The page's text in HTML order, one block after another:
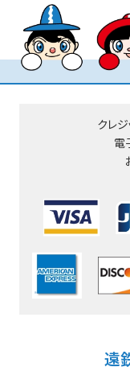
クレジ
電
遠